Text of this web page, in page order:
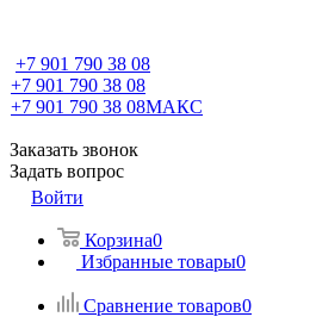
+7 901 790 38 08
+7 901 790 38 08
+7 901 790 38 08МАКС
Заказать звонок
Задать вопрос
Войти
Корзина0
Избранные товары0
Сравнение товаров0